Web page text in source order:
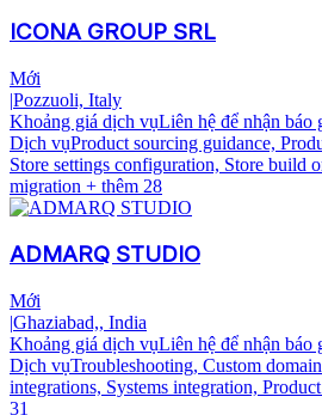
ICONA GROUP SRL
Mới
|Pozzuoli, Italy
Khoảng giá dịch vụLiên hệ để nhận báo
Dịch vụProduct sourcing guidance,
Store settings configuration, Store build
migration + thêm 28
ADMARQ STUDIO
Mới
|Ghaziabad,, India
Khoảng giá dịch vụLiên hệ để nhận báo
Dịch vụTroubleshooting, Custom
integrations, Systems integration,
31